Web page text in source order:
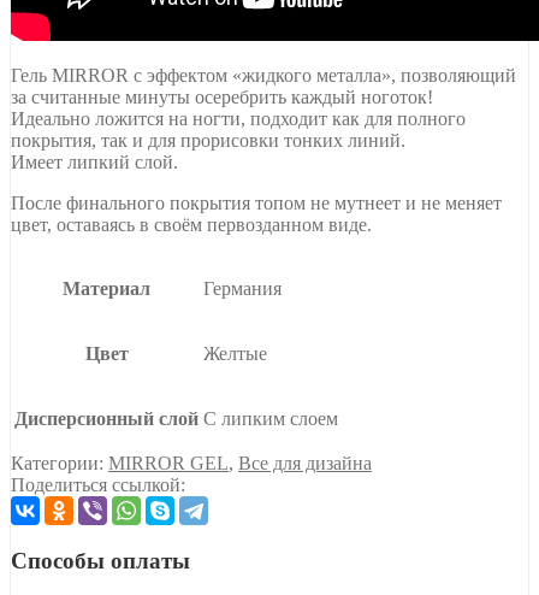
Гель MIRROR с эффектом «жидкого металла», позволяющий
за считанные минуты осеребрить каждый ноготок!
Идеально ложится на ногти, подходит как для полного
покрытия, так и для прорисовки тонких линий.
Имеет липкий слой.
После финального покрытия топом не мутнеет и не меняет
цвет, оставаясь в своём первозданном виде.
Материал Германия
Цвет Желтые
Дисперсионный слой С липким слоем
Категории: MIRROR GEL, Все для дизайна
Поделиться ссылкой:
Способы оплаты